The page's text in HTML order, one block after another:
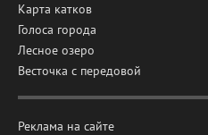
Карта катков
Голоса города
Лесное озеро
Весточка с передовой
Реклама на сайте